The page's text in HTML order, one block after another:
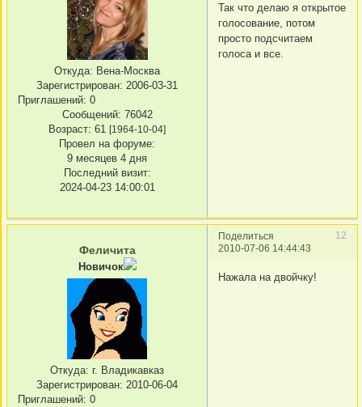
Откуда: Вена-Москва
Зарегистрирован: 2006-03-31
Приглашений: 0
Сообщений: 76042
Возраст: 61 [1964-10-04]
Провел на форуме:
9 месяцев 4 дня
Последний визит:
2024-04-23 14:00:01
Так что делаю я открытое
голосование, потом
просто подсчитаем
голоса и все.
Поделиться
12
2010-07-06 14:44:43
Феличита
Новичок
Откуда: г. Владикавказ
Зарегистрирован: 2010-06-04
Приглашений: 0
Нажала на двойчку!